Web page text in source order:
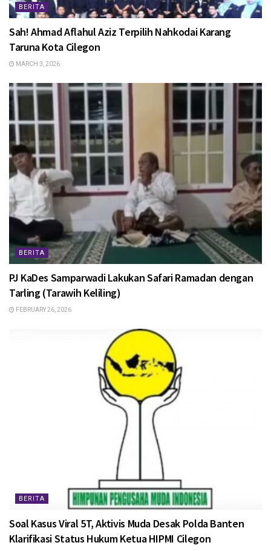
BERITA
Sah! Ahmad Aflahul Aziz Terpilih Nahkodai Karang
Taruna Kota Cilegon
MARCH 3, 2026
BERITA
PJ KaDes Samparwadi Lakukan Safari Ramadan dengan
Tarling (Tarawih Keliling)
FEBRUARY 26, 2026
BERITA
Soal Kasus Viral 5T, Aktivis Muda Desak Polda Banten
Klarifikasi Status Hukum Ketua HIPMI Cilegon